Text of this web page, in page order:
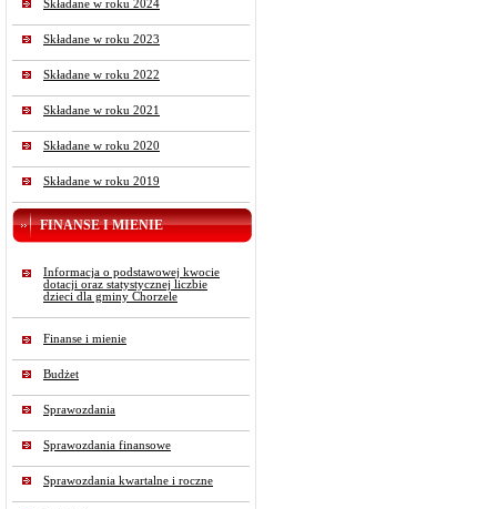
Składane w roku 2024
Składane w roku 2023
Składane w roku 2022
Składane w roku 2021
Składane w roku 2020
Składane w roku 2019
FINANSE I MIENIE
Informacja o podstawowej kwocie
dotacji oraz statystycznej liczbie
dzieci dla gminy Chorzele
Finanse i mienie
Budżet
Sprawozdania
Sprawozdania finansowe
Sprawozdania kwartalne i roczne